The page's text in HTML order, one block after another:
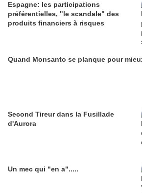
Espagne: les participations
préférentielles, "le scandale" des
produits financiers à risques
Quand Monsanto se planque pour
Second Tireur dans la Fusillade
d'Aurora
Un mec qui "en a".....